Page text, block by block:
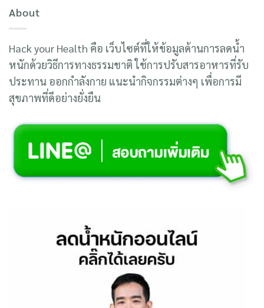
About
Hack your Health คือ เว็บไซต์ที่ให้ข้อมูลด้านการลดน้ำ
หนักด้วยวิธีการทางธรรมชาติ ใช้การปรับสารอาหารที่รับ
ประทาน ออกกำลังกาย แนะนำกิจกรรมต่างๆ เพื่อการมี
สุขภาพที่ดีอย่างยั่งยืน